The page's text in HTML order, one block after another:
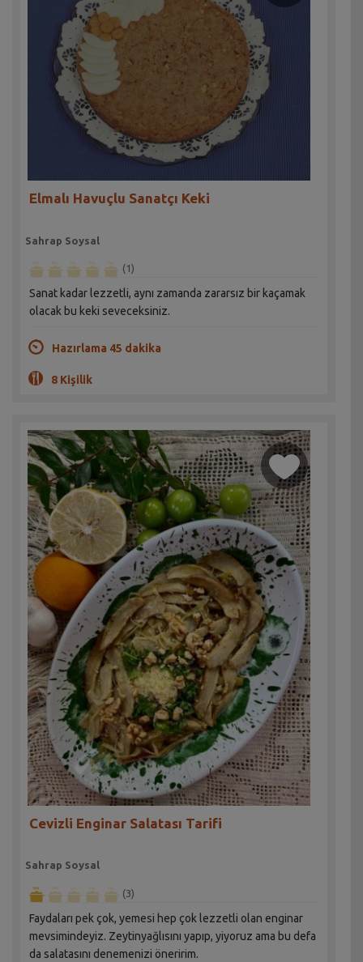
Elmalı Havuçlu Sanatçı Keki
Sahrap Soysal
(1)
Sanat kadar lezzetli, aynı zamanda zararsız bir kaçamak
olacak bu keki seveceksiniz.
Hazırlama 45 dakika
8 Kişilik
Cevizli Enginar Salatası Tarifi
Sahrap Soysal
(3)
Faydaları pek çok, yemesi hep çok lezzetli olan enginar
mevsimindeyiz. Zeytinyağlısını yapıp, yiyoruz ama bu defa
da salatasını denemenizi öneririm.